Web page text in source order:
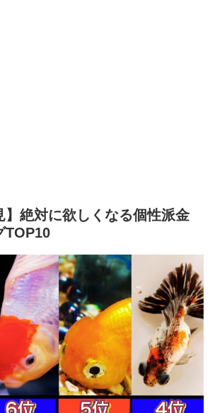
】絶対に欲しくなる個性派金
TOP10